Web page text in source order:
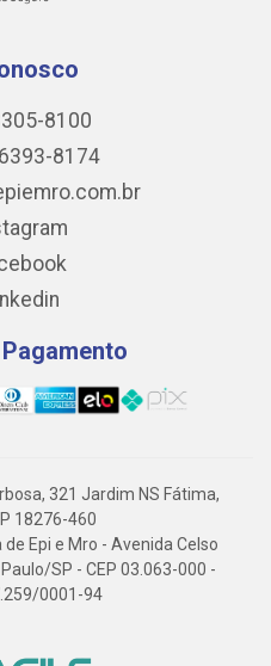
8100
8174
321 Jardim NS Fátima,
18276-460
de Epi e Mro - Avenida Celso
SP - CEP 03.063-000 -
0001-94